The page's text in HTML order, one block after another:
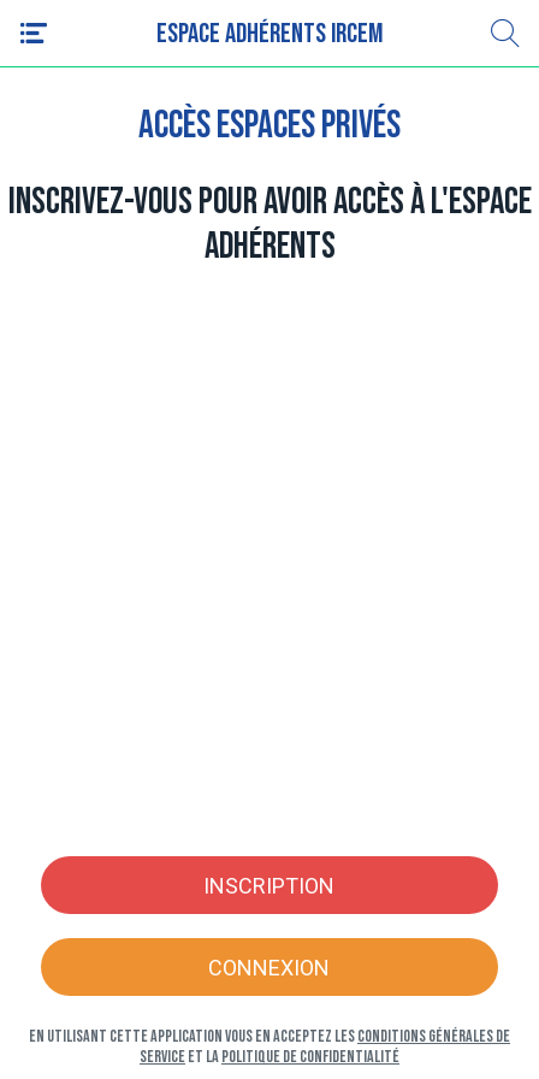
Espace adhérents IRCEM
Accès espaces privés
Inscrivez-vous pour avoir accès à l'espace
adhérents
INSCRIPTION
CONNEXION
En utilisant cette application vous en acceptez lesConditions générales de
serviceet laPolitique de confidentialité